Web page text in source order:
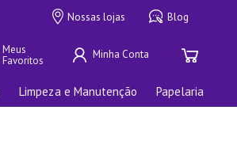
Nossas lojas Blog
Meus
Favoritos
Limpeza e Manutenção Papelaria